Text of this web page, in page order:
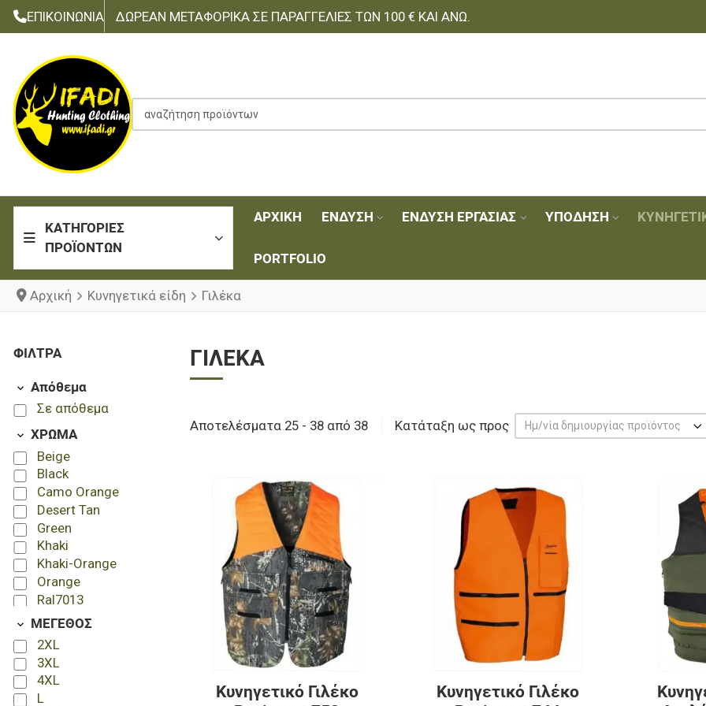
ΕΠΙΚΟΙΝΩΝΊΑ ΔΩΡΕΆΝ ΜΕΤΑΦΟΡΙΚΆ ΣΕ ΠΑΡΑΓΓΕΛΊΕΣ ΤΩΝ 100 € ΚΑΙ ΆΝΩ.
αναζήτηση προϊόντων
ΚΑΤΗΓΟΡΊΕΣ
ΠΡΟΪΌΝΤΩΝ
ΑΡΧΙΚΉ ΈΝΔΥΣΗ ΈΝΔΥΣΗ ΕΡΓΑΣΊΑΣ ΥΠΌΔΗΣΗ
PORTFOLIO
Αρχική Κυνηγετικά είδη Γιλέκα
ΦΊΛΤΡΑ
Απόθεμα
Σε απόθεμα
ΧΡΩΜΑ
Beige
Black
Camo Orange
Desert Tan
Green
Khaki
Khaki-Orange
Orange
Ral7013
Woodland
ΜΕΓΕΘΟΣ
2XL
3XL
4XL
L
ΓΙΛΈΚΑ
Αποτελέσματα 25 - 38 από 38 Κατάταξη ως προς Ημ/νία δημιουργίας προϊόντος
Προσθήκη στα αγαπημένα
Προσθήκη για σύγκριση
Γρήγορη ματιά
Κυνηγετικό Γιλέκο
Προσθήκη στα
Προσθήκη για
Γρήγορη ματιά
Κυνηγετικό Γιλέκο